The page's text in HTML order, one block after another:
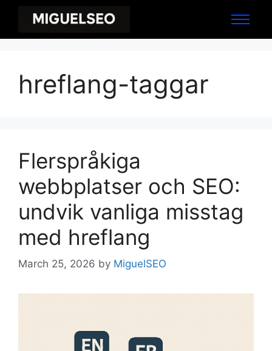
hreflang-taggar
Flerspråkiga
webbplatser och SEO:
undvik vanliga misstag
med hreflang
March 25, 2026 by MiguelSEO